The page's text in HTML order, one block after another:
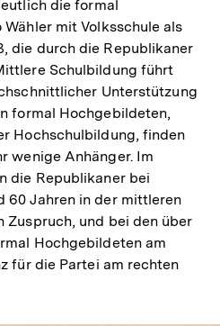
die formal
mit Volksschule als
die durch die Republikaner
Schulbildung führt
Unterstützung
formal Hochgebildeten,
Hochschulbildung, finden
wenige Anhänger. Im
die Republikaner bei
60 Jahren in der mittleren
Zuspruch, und bei den über
Hochgebildeten am
für die Partei am rechten